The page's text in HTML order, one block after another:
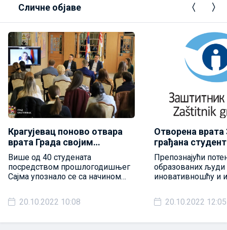
Сличне објаве
Крагујевац поново отвара
врата Града својим
студентимa
Више од 40 студената
посредством прошлогодишњег
Сајма упознало се са начином
управа, прописима и
унутрашњом организацијом
20.10.2022 10:08
Отворена
грађана
обављање
Препознајући
образованих људи
иновативношћу и
модерне и
управе, Заштитник
студенте на
20.10.2022 12:05